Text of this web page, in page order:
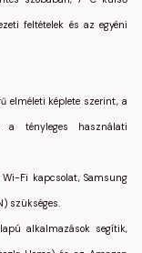
feltételek és az egyéni
elméleti képlete szerint, a
a tényleges használati
Wi-Fi kapcsolat, Samsung
szükséges.
alkalmazások segítik,